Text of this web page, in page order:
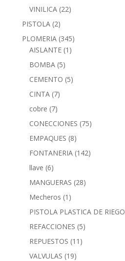
VINILICA (22)
PISTOLA (2)
PLOMERIA (345)
AISLANTE (1)
BOMBA (5)
CEMENTO (5)
CINTA (7)
cobre (7)
CONECCIONES (75)
EMPAQUES (8)
FONTANERIA (142)
llave (6)
MANGUERAS (28)
Mecheros (1)
PISTOLA PLASTICA DE RIEGO
REFACCIONES (5)
REPUESTOS (11)
VALVULAS (19)